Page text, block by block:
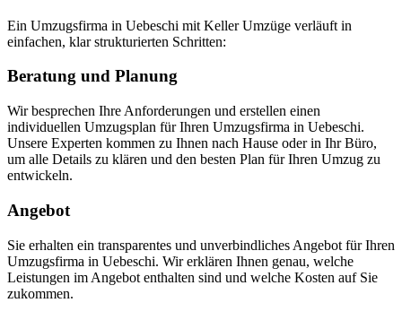
Ein Umzugsfirma in Uebeschi mit Keller Umzüge verläuft in
einfachen, klar strukturierten Schritten:
Beratung und Planung
Wir besprechen Ihre Anforderungen und erstellen einen
individuellen Umzugsplan für Ihren Umzugsfirma in Uebeschi.
Unsere Experten kommen zu Ihnen nach Hause oder in Ihr Büro,
um alle Details zu klären und den besten Plan für Ihren Umzug zu
entwickeln.
Angebot
Sie erhalten ein transparentes und unverbindliches Angebot für Ihren
Umzugsfirma in Uebeschi. Wir erklären Ihnen genau, welche
Leistungen im Angebot enthalten sind und welche Kosten auf Sie
zukommen.